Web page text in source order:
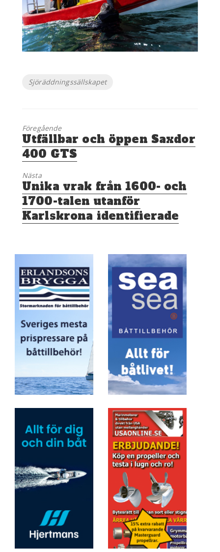
Etiketter
Sjöräddningssällskapet
Föregående
Föregående
inlägg:
Utfällbar och öppen Saxdor
400 GTS
Nästa
Nästa
inlägg:
Unika vrak från 1600- och
1700-talen utanför
Karlskrona identifierade